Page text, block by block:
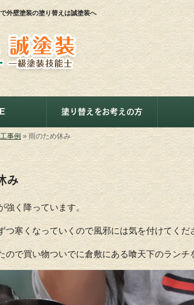
外壁塗装の塗り替えは誠塗装へ
塗り替えをお考えの方
事例 » 雨のため休み
み
強く降っています。
つ寒くなっていくので風邪には気を付けてくだ
ので買い物ついでに倉敷にある喰天下のランチ